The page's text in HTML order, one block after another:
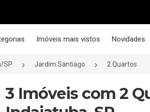
Imóveis mais vistos Novidades
SP Jardim Santiago 2 Quartos
3 Imóveis com 2